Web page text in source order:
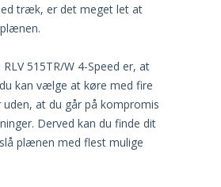
træk, er det meget let at
515TR/W 4-Speed er, at
kan vælge at køre med fire
at du går på kompromis
Derved kan du finde dit
plænen med flest mulige